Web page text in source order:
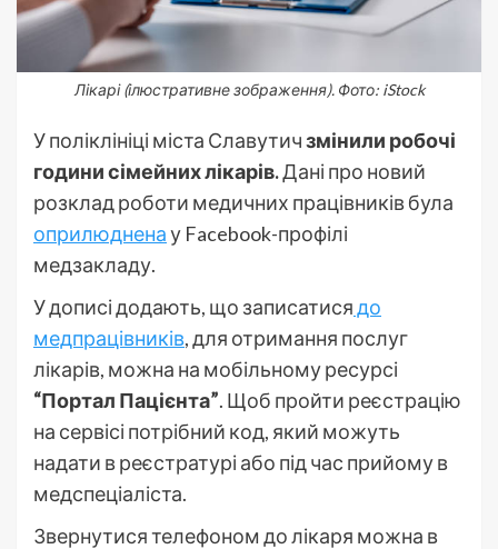
Лікарі (ілюстративне зображення). Фото: iStock
У поліклініці міста Славутичзмінили робочі
години сімейних лікарів.Дані про новий
розклад роботи медичних працівників була
оприлюдненау Facebook-профілі
медзакладу.
У дописі додають, що записатисядо
медпрацівників, для отримання послуг
лікарів, можна на мобільному ресурсі
“Портал Пацієнта”. Щоб пройти реєстрацію
на сервісі потрібний код, який можуть
надати в реєстратурі або під час прийому в
медспеціаліста.
Звернутися телефоном до лікаря можна в